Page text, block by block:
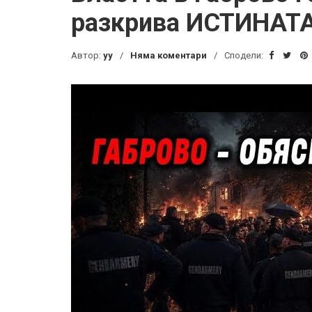
разкрива
Автор: yy Няма коментари Сподели: